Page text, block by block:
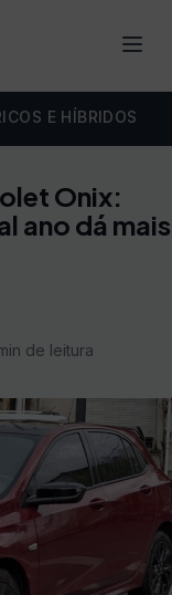
E HÍBRIDOS
Onix:
ano dá mais
de leitura